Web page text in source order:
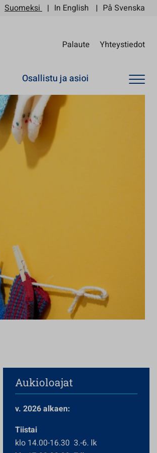
Suomeksi In English På Svenska
Palaute Yhteystiedot
Osallistu ja asioi
Aukioloajat
v. 2026 alkaen:
Tiistai
klo 14.00-16.30 3.-6. lk